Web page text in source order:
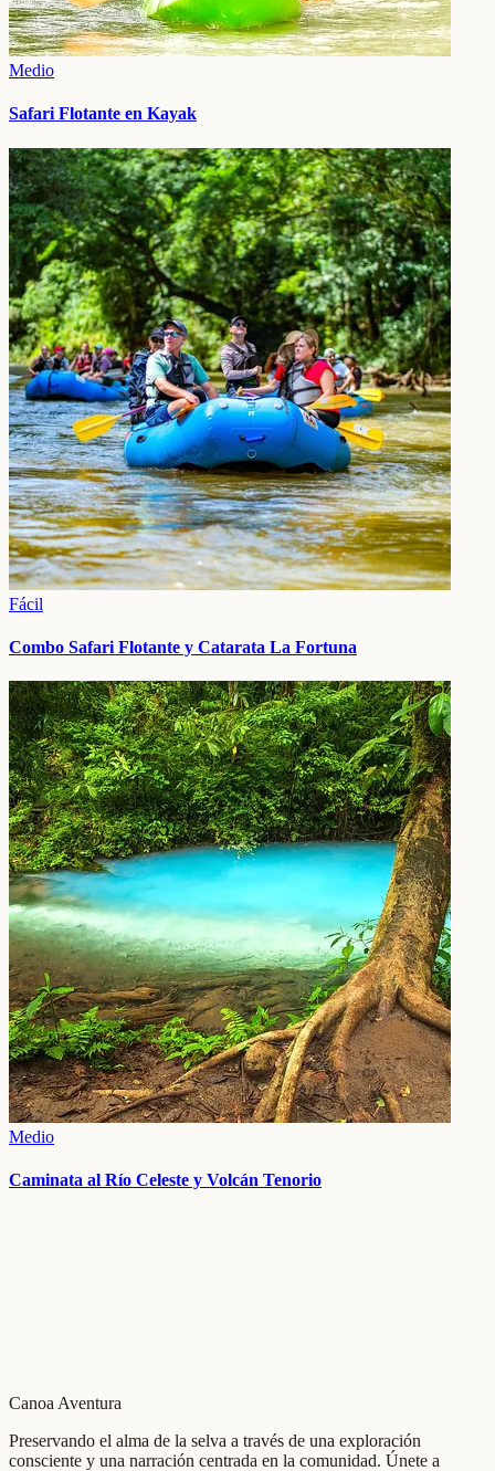
Medio
Safari Flotante en Kayak
Fácil
Combo Safari Flotante y Catarata La Fortuna
Medio
Caminata al Río Celeste y Volcán Tenorio
Canoa Aventura
Preservando el alma de la selva a través de una exploración
consciente y una narración centrada en la comunidad. Únete a